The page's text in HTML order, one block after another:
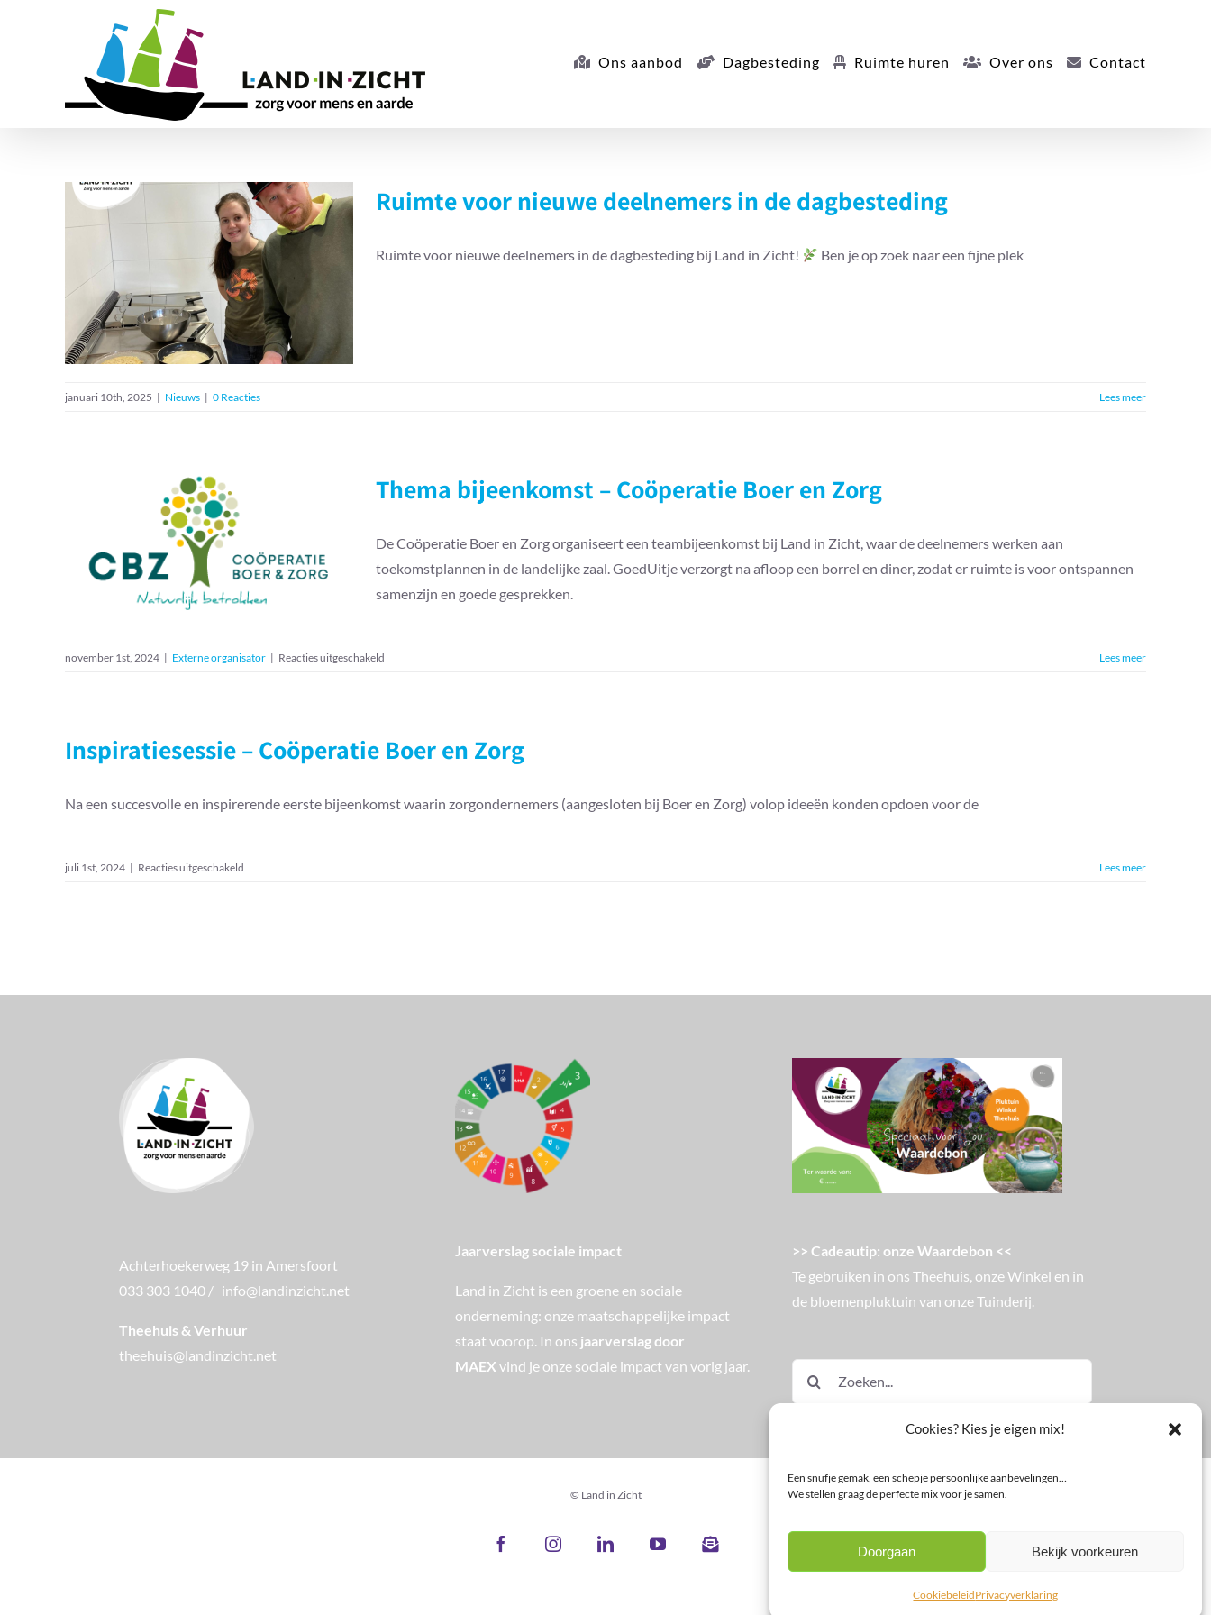
Cookies? Kies je eigen mix!
Een snufje gemak, een schepje persoonlijke aanbevelingen…
We stellen graag de perfecte mix voor je samen.
Doorgaan Bekijk voorkeuren
CookiebeleidPrivacyverklaring
Ons aanbod Dagbesteding Ruimte huren Over ons Contact
Ruimte voor nieuwe
deelnemers in de
dagbesteding
Nieuws
Ruimte voor nieuwe deelnemers in de dagbesteding
Ruimte voor nieuwe deelnemers in de dagbesteding bij Land in Zicht! Ben je op zoek naar een fijne plek
januari 10th, 2025 | Nieuws | 0 Reacties Lees meer
Thema bijeenkomst –
Coöperatie Boer en Zorg
Thema bijeenkomst – Coöperatie Boer en Zorg
De Coöperatie Boer en Zorg organiseert een teambijeenkomst bij Land in Zicht, waar de deelnemers werken aan
toekomstplannen in de landelijke zaal. GoedUitje verzorgt na afloop een borrel en diner, zodat er ruimte is voor ontspannen
samenzijn en goede gesprekken.
november 1st, 2024 | Externe organisator | Reacties uitgeschakeld
Boer
Lees meer
Inspiratiesessie – Coöperatie Boer en Zorg
Na een succesvolle en inspirerende eerste bijeenkomst waarin zorgondernemers (aangesloten bij Boer en Zorg) volop ideeën konden opdoen voor de
juli 1st, 2024 | Reacties uitgeschakeld Lees meer
Achterhoekerweg 19 in Amersfoort
033 303 1040 / info@landinzicht.net
Theehuis & Verhuur
theehuis@landinzicht.net
Jaarverslag sociale impact
Land in Zicht is een groene en sociale
onderneming: onze maatschappelijke impact
staat voorop. In ons jaarverslag door
MAEX vind je onze sociale impact van vorig jaar.
>> Cadeautip: onze Waardebon <<
Te gebruiken in ons Theehuis, onze Winkel en in
de bloemenpluktuin van onze Tuinderij.
naar:
© Land in Zicht
FacebookInstagramLinkedInYouTubeNieuwsbrief